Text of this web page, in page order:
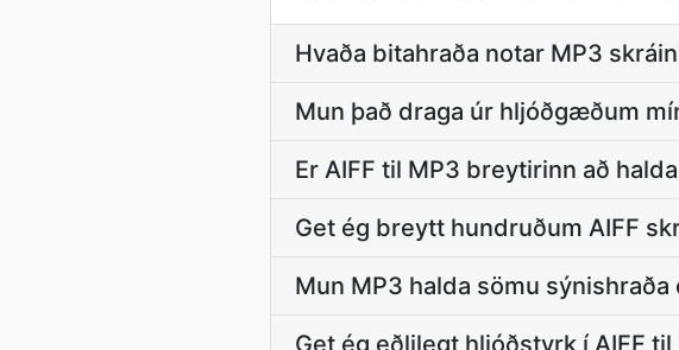
Hvaða bitahraða notar MP3
Mun það draga úr hljóðgæðum
Er AIFF til MP3 breytirinn að
Get ég breytt hundruðum AIFF
Mun MP3 halda sömu sýnishraða
Get ég eðlilegt hljóðstyrk í AIFF